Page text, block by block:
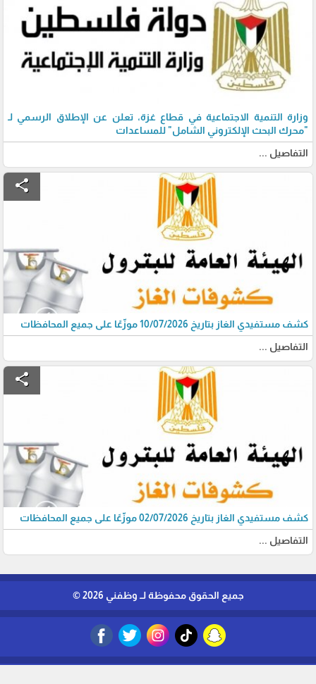
وزارة التنمية الاجتماعية في قطاع غزة، تعلن عن الإطلاق الرسمي لـ
"محرك البحث الإلكتروني الشامل" للمساعدات
التفاصيل ...
share
كشف مستفيدي الغاز بتاريخ 10/07/2026 موزّعًا على جميع المحافظات
التفاصيل ...
share
كشف مستفيدي الغاز بتاريخ 02/07/2026 موزّعًا على جميع المحافظات
التفاصيل ...
جميع الحقوق محفوظة لــ وظفني 2026 ©